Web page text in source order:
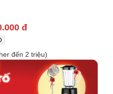
đ
đến 2 triệu)